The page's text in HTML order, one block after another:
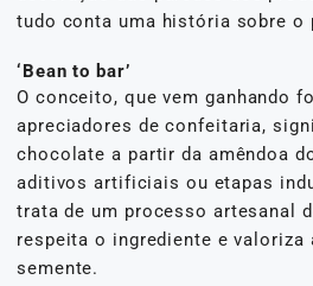
tudo conta uma história sobre o
‘Bean to bar’
O conceito, que vem ganhando
apreciadores de confeitaria,
chocolate a partir da amêndoa
aditivos artificiais ou etapas
trata de um processo artesanal
respeita o ingrediente e valoriza
semente.